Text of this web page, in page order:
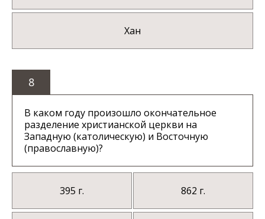
Хан
8
В каком году произошло окончательное
разделение христианской церкви на
Западную (католическую) и Восточную
(православную)?
395 г. 862 г.